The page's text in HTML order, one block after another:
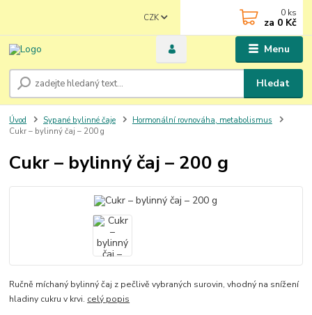
Menu
CZK
Hledat
0 ks
za 0 Kč
Úvod Sypané bylinné čaje
Hormonální rovnováha, metabolismus
Cukr – bylinný čaj – 200 g
Cukr – bylinný čaj – 200 g
Ručně míchaný bylinný čaj z pečlivě vybraných surovin, vhodný na snížení
hladiny cukru v krvi. celý popis